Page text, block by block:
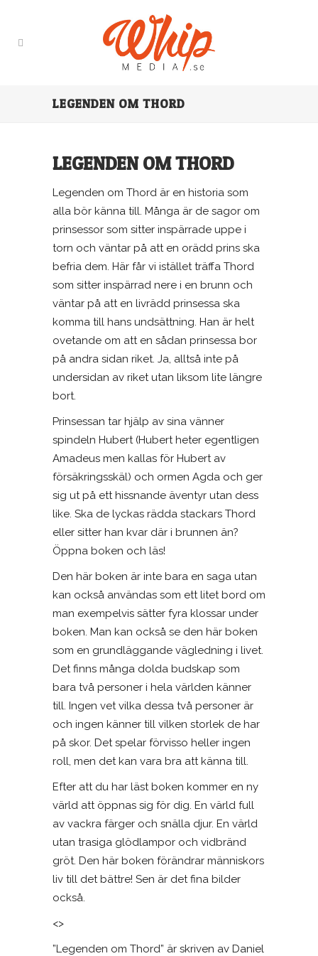
LEGENDEN OM THORD
LEGENDEN OM THORD
Legenden om Thord är en historia som
alla bör känna till. Många är de sagor om
prinsessor som sitter inspärrade uppe i
torn och väntar på att en orädd prins ska
befria dem. Här får vi istället träffa Thord
som sitter inspärrad nere i en brunn och
väntar på att en livrädd prinsessa ska
komma till hans undsättning. Han är helt
ovetande om att en sådan prinsessa bor
på andra sidan riket. Ja, alltså inte på
undersidan av riket utan liksom lite längre
bort.
Prinsessan tar hjälp av sina vänner
spindeln Hubert (Hubert heter egentligen
Amadeus men kallas för Hubert av
försäkringsskäl) och ormen Agda och ger
sig ut på ett hissnande äventyr utan dess
like. Ska de lyckas rädda stackars Thord
eller sitter han kvar där i brunnen än?
Öppna boken och läs!
Den här boken är inte bara en saga utan
kan också användas som ett litet bord om
man exempelvis sätter fyra klossar under
boken. Man kan också se den här boken
som en grundläggande vägledning i livet.
Det finns många dolda budskap som
bara två personer i hela världen känner
till. Ingen vet vilka dessa två personer är
och ingen känner till vilken storlek de har
på skor. Det spelar förvisso heller ingen
roll, men det kan vara bra att känna till.
Efter att du har läst boken kommer en ny
värld att öppnas sig för dig. En värld full
av vackra färger och snälla djur. En värld
utan trasiga glödlampor och vidbränd
gröt. Den här boken förändrar människors
liv till det bättre! Sen är det fina bilder
också.
<>
”Legenden om Thord” är skriven av Daniel